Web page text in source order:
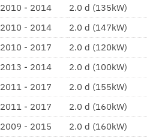
2010 - 2014
2.0 d (135kW)
2010 - 2014
2.0 d (147kW)
2010 - 2017
2.0 d (120kW)
2013 - 2014
2.0 d (100kW)
2011 - 2017
2.0 d (155kW)
2011 - 2017
2.0 d (160kW)
2009 - 2015
2.0 d (160kW)